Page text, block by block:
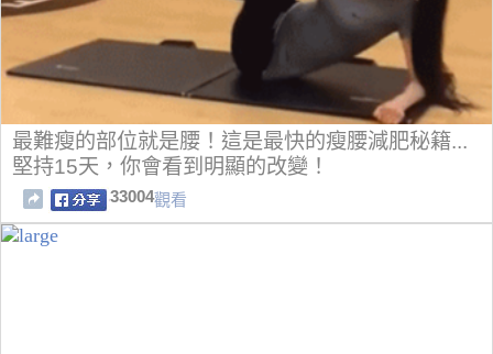
最難瘦的部位就是腰！這是最快的瘦腰減肥秘籍...
堅持15天，你會看到明顯的改變！
33004觀看